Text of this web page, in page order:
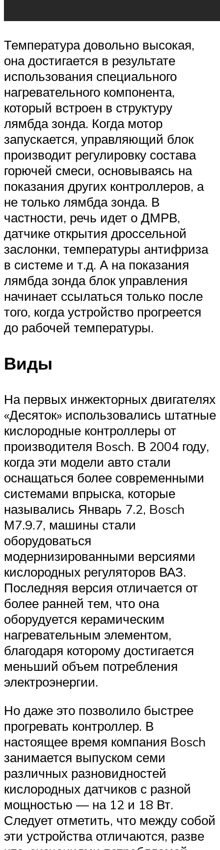
Температура довольно высокая,
она достигается в результате
использования специального
нагревательного компонента,
который встроен в структуру
лямбда зонда. Когда мотор
запускается, управляющий блок
производит регулировку состава
горючей смеси, основываясь на
показания других контроллеров, а
не только лямбда зонда. В
частности, речь идет о ДМРВ,
датчике открытия дроссельной
заслонки, температуры антифриза
в системе и т.д. А на показания
лямбда зонда блок управления
начинает ссылаться только после
того, когда устройство прогреется
до рабочей температуры.
Виды
На первых инжекторных двигателях
«Десяток» использовались штатные
кислородные контроллеры от
производителя Bosch. В 2004 году,
когда эти модели авто стали
оснащаться более современными
системами впрыска, которые
назывались Январь 7.2, Bosch
М7.9.7, машины стали
оборудоваться
модернизированными версиями
кислородных регуляторов ВАЗ.
Последняя версия отличается от
более ранней тем, что она
оборудуется керамическим
нагревательным элементом,
благодаря которому достигается
меньший объем потребления
электроэнергии.
Но даже это позволило быстрее
прогревать контроллер. В
настоящее время компания Bosch
занимается выпуском семи
различных разновидностей
кислородных датчиков с разной
мощностью — на 12 и 18 Вт.
Следует отметить, что между собой
эти устройства отличаются, разве